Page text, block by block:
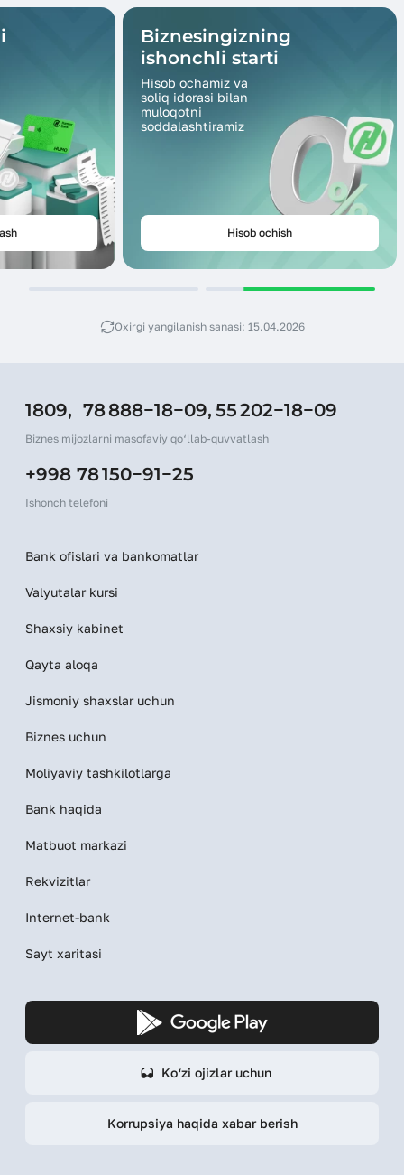
Biznesingizning
ishonchli starti
Hisob ochamiz va
soliq idorasi bilan
muloqotni
soddalashtiramiz
Hisob ochish
Oxirgi yangilanish sanasi: 15.04.2026
1809, 78 888−18−09, 55 202−18−09
Biznes mijozlarni masofaviy qo‘llab-quvvatlash
+998 78 150−91−25
Ishonch telefoni
Bank ofislari va bankomatlar
Valyutalar kursi
Shaxsiy kabinet
Qayta aloqa
Jismoniy shaxslar uchun
Biznes uchun
Moliyaviy tashkilotlarga
Bank haqida
Matbuot markazi
Rekvizitlar
Internet-bank
Sayt xaritasi
Ko‘zi ojizlar uchun
Korrupsiya haqida xabar berish